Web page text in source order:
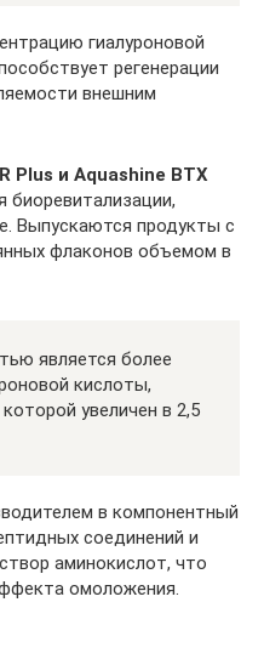
гиалуроновой
регенерации
внешним
Plus и Aquashine BTX
биоревитализации,
Выпускаются продукты с
флаконов объемом в
является более
кислоты,
увеличен в 2,5
в компонентный
соединений и
аминокислот, что
омоложения.